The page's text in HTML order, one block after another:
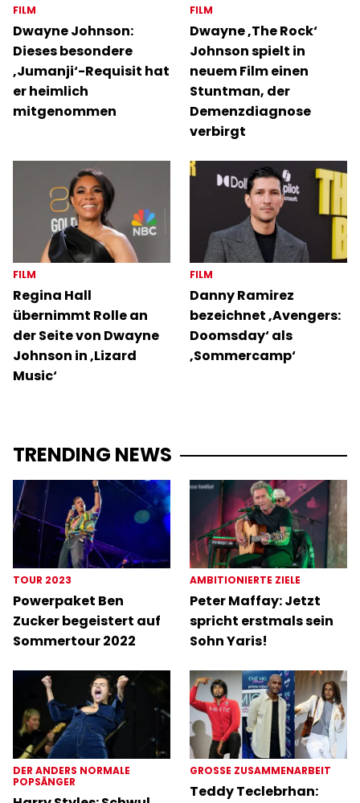
FILM
Dwayne Johnson:
Dieses besondere
‚Jumanji‘-Requisit hat
er heimlich
mitgenommen
FILM
Dwayne ‚The Rock‘
Johnson spielt in
neuem Film einen
Stuntman, der
Demenzdiagnose
verbirgt
FILM
Regina Hall
übernimmt Rolle an
der Seite von Dwayne
Johnson in ‚Lizard
Music‘
FILM
Danny Ramirez
bezeichnet ‚Avengers:
Doomsday‘ als
‚Sommercamp‘
TRENDING NEWS
TOUR 2023
Powerpaket Ben
Zucker begeistert auf
Sommertour 2022
AMBITIONIERTE ZIELE
Peter Maffay: Jetzt
spricht erstmals sein
Sohn Yaris!
DER ANDERS NORMALE
POPSÄNGER
GROSSE ZUSAMMENARBEIT
Teddy Teclebrhan: